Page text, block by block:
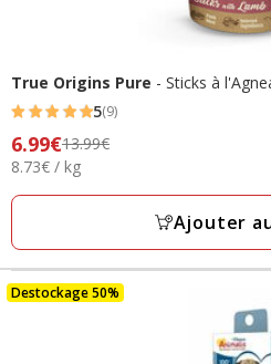
True Origins Pure - Sticks à
5
étoiles
avec
9
5(9)
Prix
précédent
13.99€,
final
6.99€
6.99€13.99€
8.73€
Kg
8.73€ / kg
Ajouter
Destockage 50%